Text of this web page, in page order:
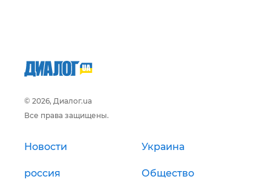
© 2026, Диалог.ua
Все права защищены.
Новости Украина
россия Общество